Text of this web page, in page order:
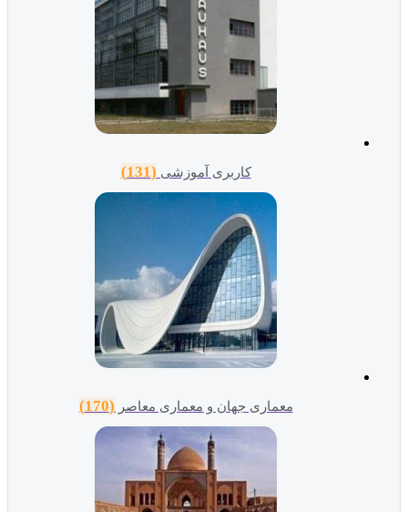
کاربری آموزشی(131)
معماری جهان و معماری معاصر(170)